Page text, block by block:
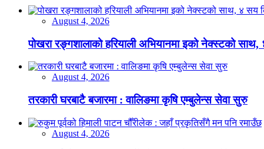
August 4, 2026
पोखरा रङ्गशालाको हरियाली अभियानमा इको नेक्स्टको
August 4, 2026
तरकारी घरबाटै बजारमा : वालिङमा कृषि एम्बुलेन्स सेवा सुरु
August 4, 2026